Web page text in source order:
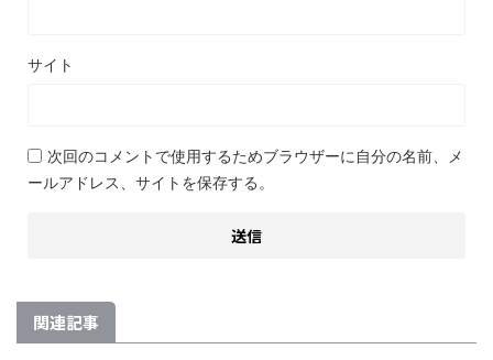
サイト
次回のコメントで使用するためブラウザーに自分の名前、メ
ールアドレス、サイトを保存する。
関連記事